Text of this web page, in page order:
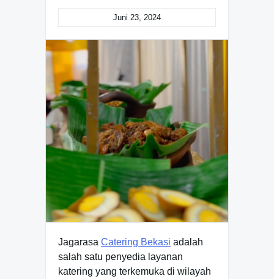
Juni 23, 2024
Jagarasa Catering Bekasi adalah
salah satu penyedia layanan
katering yang terkemuka di wilayah